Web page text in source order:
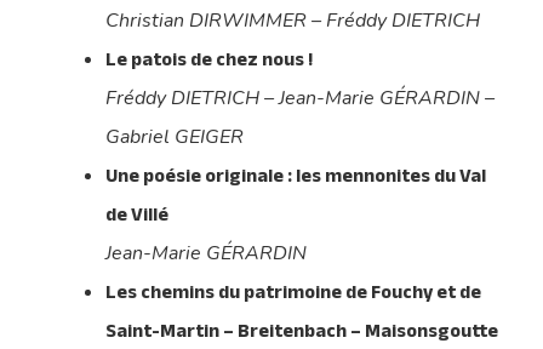
Christian DIRWIMMER – Fréddy DIETRICH
Le patois de chez nous !
Fréddy DIETRICH – Jean-Marie GÉRARDIN –
Gabriel GEIGER
Une poésie originale : les mennonites du Val
de Villé
Jean-Marie GÉRARDIN
Les chemins du patrimoine de Fouchy et de
Saint-Martin – Breitenbach – Maisonsgoutte